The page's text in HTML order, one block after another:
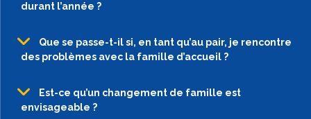
durant l’année ?
Que se passe-t-il si, en tant qu’au pair, je rencontre
des problèmes avec la famille d’accueil ?
Est-ce qu’un changement de famille est
envisageable ?